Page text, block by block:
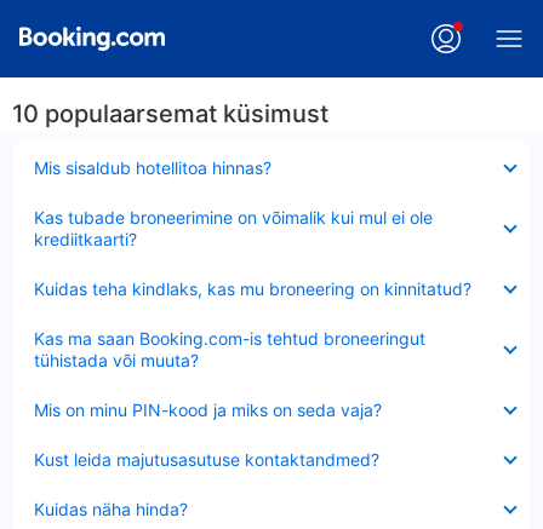
10 populaarsemat küsimust
Mis sisaldub hotellitoa hinnas?
Kas tubade broneerimine on võimalik kui mul ei ole
krediitkaarti?
Kuidas teha kindlaks, kas mu broneering on kinnitatud?
Kas ma saan Booking.com-is tehtud broneeringut
tühistada või muuta?
Mis on minu PIN-kood ja miks on seda vaja?
Kust leida majutusasutuse kontaktandmed?
Kuidas näha hinda?